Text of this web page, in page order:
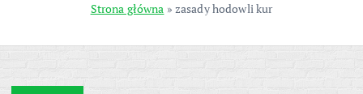
Strona główna » zasady hodowli kur